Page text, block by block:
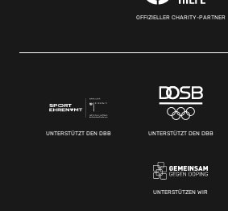
OFFIZIELLER CHARITY-PARTNER
UNTERSTÜTZT DEN DBB UNTERSTÜTZT DEN DBB
UNTERSTÜTZEN WIR